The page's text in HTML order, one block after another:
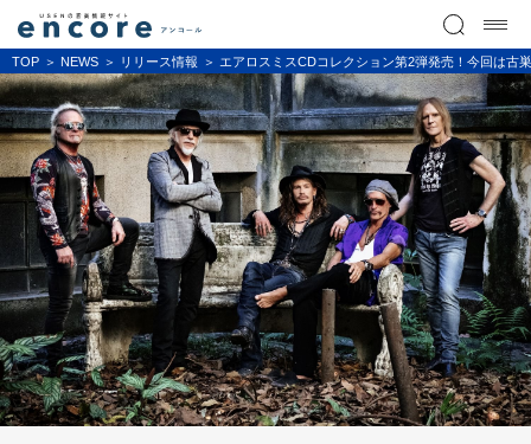
TOP NEWS リリース情報 エアロスミスCDコレクション第2弾発売！今回は古